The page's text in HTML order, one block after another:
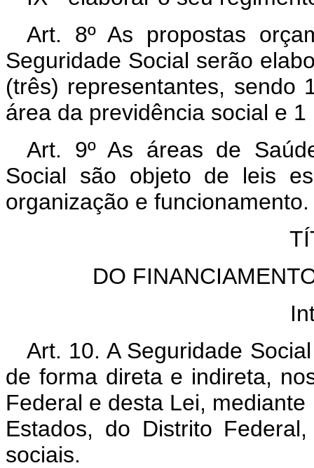
Art. 8º As propostas
Seguridade Social serão
(três) representantes,
área da previdência social e
Art. 9º As áreas de
Social são objeto de leis
organização e funcionamento.
DO
Art. 10. A Seguridade
de forma direta e indireta,
Federal e desta Lei,
Estados, do Distrito
sociais.